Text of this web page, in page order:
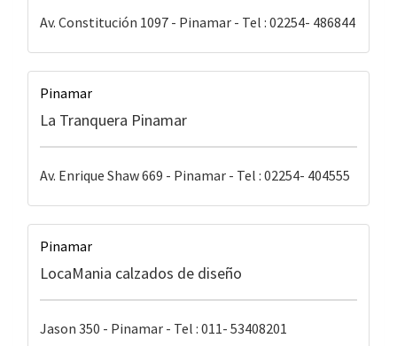
Av. Constitución 1097 - Pinamar - Tel : 02254- 486844
Pinamar
La Tranquera Pinamar
Av. Enrique Shaw 669 - Pinamar - Tel : 02254- 404555
Pinamar
LocaMania calzados de diseño
Jason 350 - Pinamar - Tel : 011- 53408201